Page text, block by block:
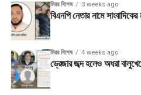
মিরর বিশেষ 3 weeks ago
বিএনপি নেতার নামে সাংবাদিকের
মিরর বিশেষ 4 weeks ago
ড্রেজার জব্দ হলেও অধরা